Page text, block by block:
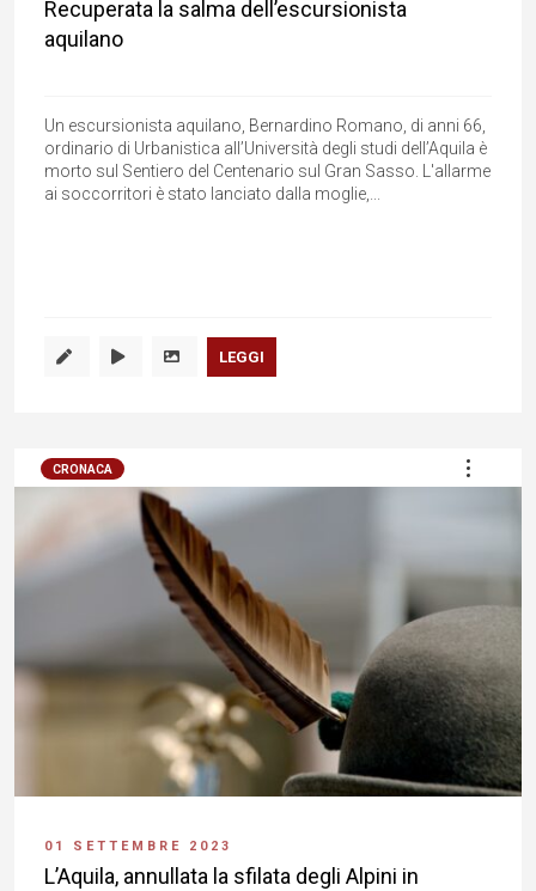
Recuperata la salma dell’escursionista
aquilano
Un escursionista aquilano, Bernardino Romano, di anni 66,
ordinario di Urbanistica all’Università degli studi dell’Aquila è
morto sul Sentiero del Centenario sul Gran Sasso. L'allarme
ai soccorritori è stato lanciato dalla moglie,...
LEGGI
CRONACA
01 SETTEMBRE 2023
L’Aquila, annullata la sfilata degli Alpini in